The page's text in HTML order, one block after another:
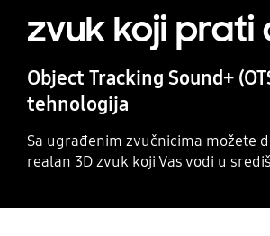
zvuk koji prati
Object Tracking Sound+
tehnologija
Sa ugrađenim zvučnicima možete
realan 3D zvuk koji Vas vodi u